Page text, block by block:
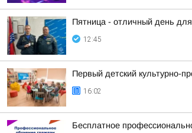
Пятница - отличный день
12:45
Первый детский культурно-
16:02
Бесплатное